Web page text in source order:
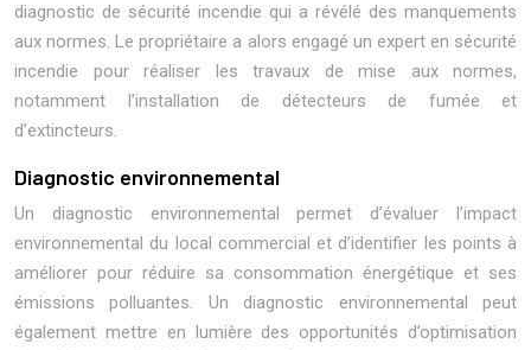
diagnostic de sécurité incendie qui a révélé des manquements
aux normes. Le propriétaire a alors engagé un expert en sécurité
incendie pour réaliser les travaux de mise aux normes,
notamment l’installation de détecteurs de fumée et
d’extincteurs.
Diagnostic environnemental
Un diagnostic environnemental permet d’évaluer l’impact
environnemental du local commercial et d’identifier les points à
améliorer pour réduire sa consommation énergétique et ses
émissions polluantes. Un diagnostic environnemental peut
également mettre en lumière des opportunités d’optimisation